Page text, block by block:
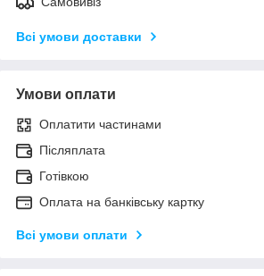
Всі умови доставки
Умови оплати
Оплатити частинами
Післяплата
Готівкою
Оплата на банківську картку
Всі умови оплати